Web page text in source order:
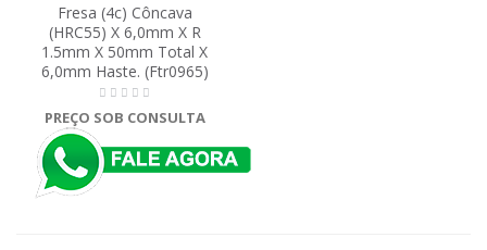
Fresa (4c) Côncava
(HRC55) X 6,0mm X R
1.5mm X 50mm Total X
6,0mm Haste. (Ftr0965)
PREÇO SOB CONSULTA